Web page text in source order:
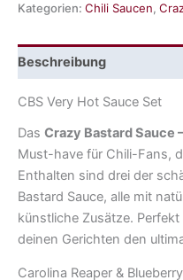
Kategorien: Chili Saucen,
Beschreibung
CBS Very Hot Sauce Set
Das Crazy Bastard Sauce
Must-have für Chili-Fans,
Enthalten sind drei der
Bastard Sauce, alle mit
künstliche Zusätze.
deinen Gerichten den
Carolina Reaper & Blueberry